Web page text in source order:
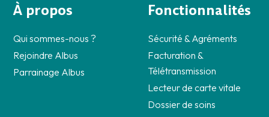
À propos
Qui sommes-nous ?
Rejoindre Albus
Parrainage Albus
Fonctionnalités
Sécurité & Agréments
Facturation &
Télétransmission
Lecteur de carte vitale
Dossier de soins